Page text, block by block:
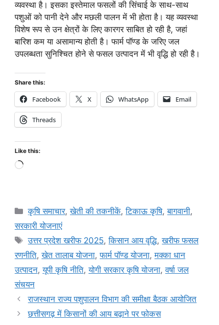
व्यवस्था है। इसका इस्तेमाल फसलों की सिंचाई के साथ-साथ
पशुओं को पानी देने और मछली पालन में भी होता है। यह व्यवस्था
विशेष रूप से उन क्षेत्रों के लिए कारगर साबित हो रही है, जहां
बारिश कम या असामान्य होती है। फार्म पॉण्ड के जरिए जल
उपलब्धता सुनिश्चित होने से फसल उत्पादन में भी वृद्धि हो रही है।
Share this:
Facebook X WhatsApp Email
Threads
Like this:
कृषि समाचार,खेती की तकनीकें,टिकाऊ कृषि,बागवानी,
सरकारी योजनाएं
उत्तर प्रदेश खरीफ 2025,किसान आय वृद्धि,खरीफ फसल
रणनीति,खेत तालाब योजना,फार्म पॉण्ड योजना,मक्का धान
उत्पादन,यूपी कृषि नीति,योगी सरकार कृषि योजना,वर्षा जल
संचयन
राजस्थान राज्य पशुपालन विभाग की समीक्षा बैठक आयोजित
छत्तीसगढ़ में किसानों की आय बढ़ाने पर फोकस